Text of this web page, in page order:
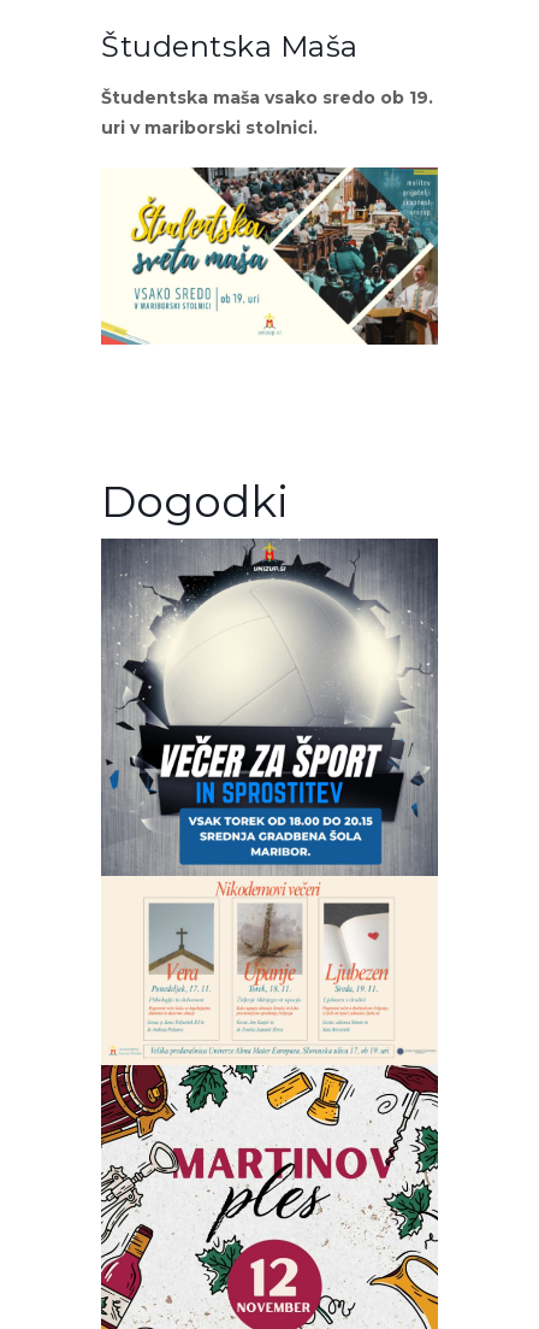
Študentska Maša
Študentska maša vsako sredo ob 19.
uri v mariborski stolnici.
Dogodki